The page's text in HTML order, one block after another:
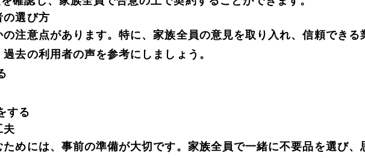
の選び方
注意点があります。特に、家族全員の意見を取り入れ、信頼でき
去の利用者の声を参考にしましょう。
する
夫
めには、事前の準備が大切です。家族全員で一緒に不要品を選び